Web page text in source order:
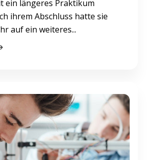
ein längeres Praktikum
ihrem Abschluss hatte sie
auf ein weiteres...